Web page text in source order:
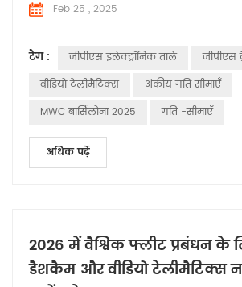
Feb 25 , 2025
टैग : जीपीएस इलेक्ट्रॉनिक ताले
जीपीएस
वीडियो टेलीमैटिक्स
अंकीय गति सीमाएँ
MWC बार्सिलोना 2025
गति -सीमाएँ
अधिक पढ़ें
2026 में वैश्विक फ्लीट प्रबंधन के
डैशकैम और वीडियो टेलीमैटिक्स